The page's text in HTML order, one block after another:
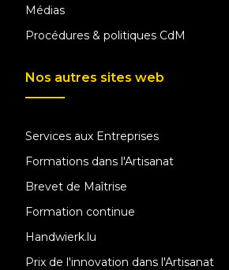
Médias
Procédures & politiques CdM
Nos autres sites web
Services aux Entreprises
Formations dans l'Artisanat
Brevet de Maîtrise
Formation continue
Handwierk.lu
Prix de l'innovation dans l'Artisanat